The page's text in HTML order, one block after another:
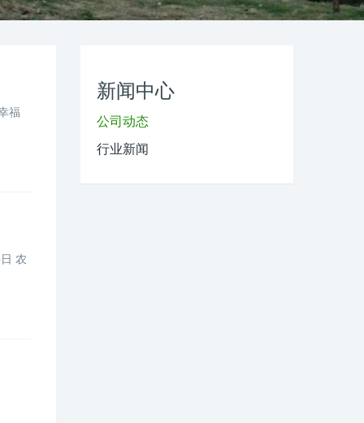
福
农
新闻中心
公司动态
行业新闻